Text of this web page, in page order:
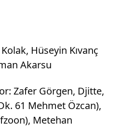
Hüseyin Kıvanç
Akarsu
Zafer Görgen, Djitte,
61 Mehmet Özcan),
Metehan